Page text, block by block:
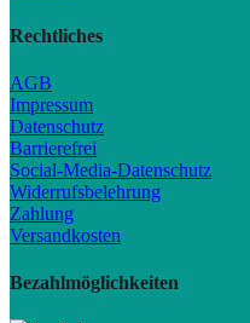
Rechtliches
AGB
Impressum
Datenschutz
Barrierefrei
Social-Media-Datenschutz
Widerrufsbelehrung
Zahlung
Versandkosten
Bezahlmöglichkeiten